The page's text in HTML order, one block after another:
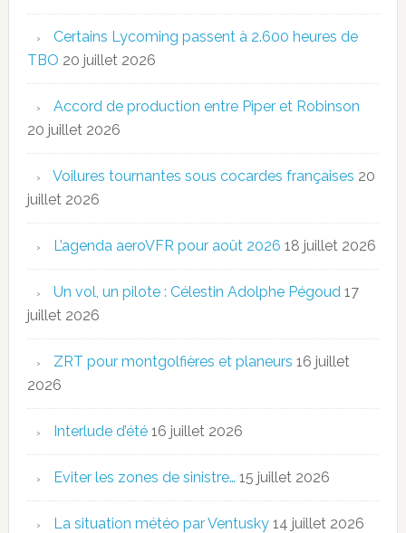
Certains Lycoming passent à 2.600 heures de
TBO 20 juillet 2026
Accord de production entre Piper et Robinson
20 juillet 2026
Voilures tournantes sous cocardes françaises 20
juillet 2026
L’agenda aeroVFR pour août 2026 18 juillet 2026
Un vol, un pilote : Célestin Adolphe Pégoud 17
juillet 2026
ZRT pour montgolfières et planeurs 16 juillet
2026
Interlude d’été 16 juillet 2026
Eviter les zones de sinistre… 15 juillet 2026
La situation météo par Ventusky 14 juillet 2026